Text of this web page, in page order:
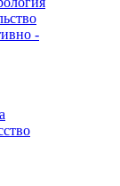
-